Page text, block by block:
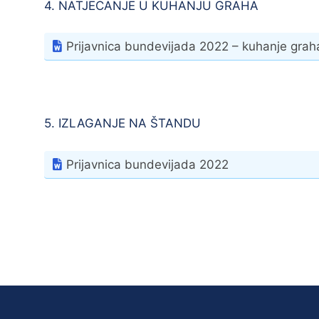
4. NATJECANJE U KUHANJU GRAHA
Prijavnica bundevijada 2022 – kuhanje
5. IZLAGANJE NA ŠTANDU
Prijavnica bundevijada 2022